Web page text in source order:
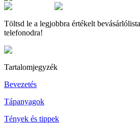
Töltsd le a legjobbra értékelt
telefonodra!
Tartalomjegyzék
Bevezetés
Tápanyagok
Tények és tippek